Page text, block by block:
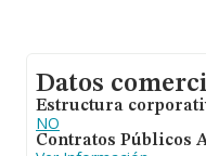
Datos
Estructura
NO
Contratos Públicos